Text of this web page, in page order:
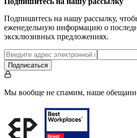
Подпишитесь на нашу рассылку,
еженедельную информацию о
эксклюзивных предложениях.
Подписаться
Мы вообще не спамим, наше